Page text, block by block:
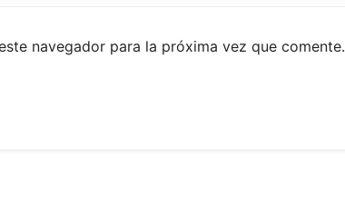
navegador para la próxima vez que comente.